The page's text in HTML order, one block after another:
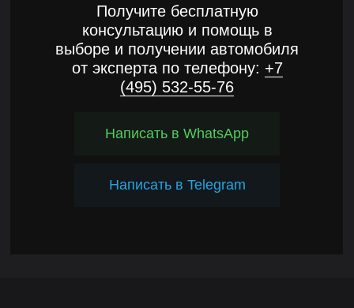
Получите бесплатную
консультацию и помощь в
выборе и получении автомобиля
от эксперта по телефону: +7
(495) 532-55-76
Написать в WhatsApp
Написать в Telegram